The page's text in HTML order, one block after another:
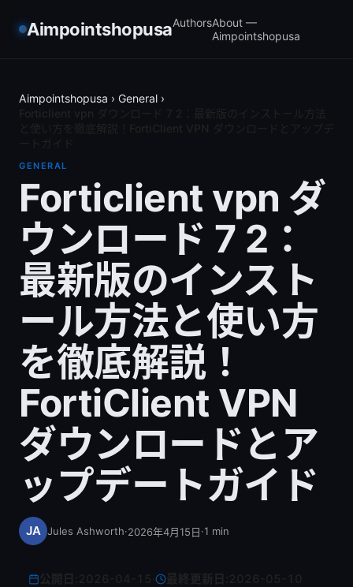
AimpointshopusaAuthorsAbout —
Aimpointshopusa
Aimpointshopusa › General ›
GENERAL
Forticlient vpn ダ
ウンロード 7 2：
最新版のインスト
ール方法と使い方
を徹底解説！
FortiClient VPN
ダウンロードとア
ップデートガイド
Jules Ashworth·2026年4月15日·1 min
最終更新日: